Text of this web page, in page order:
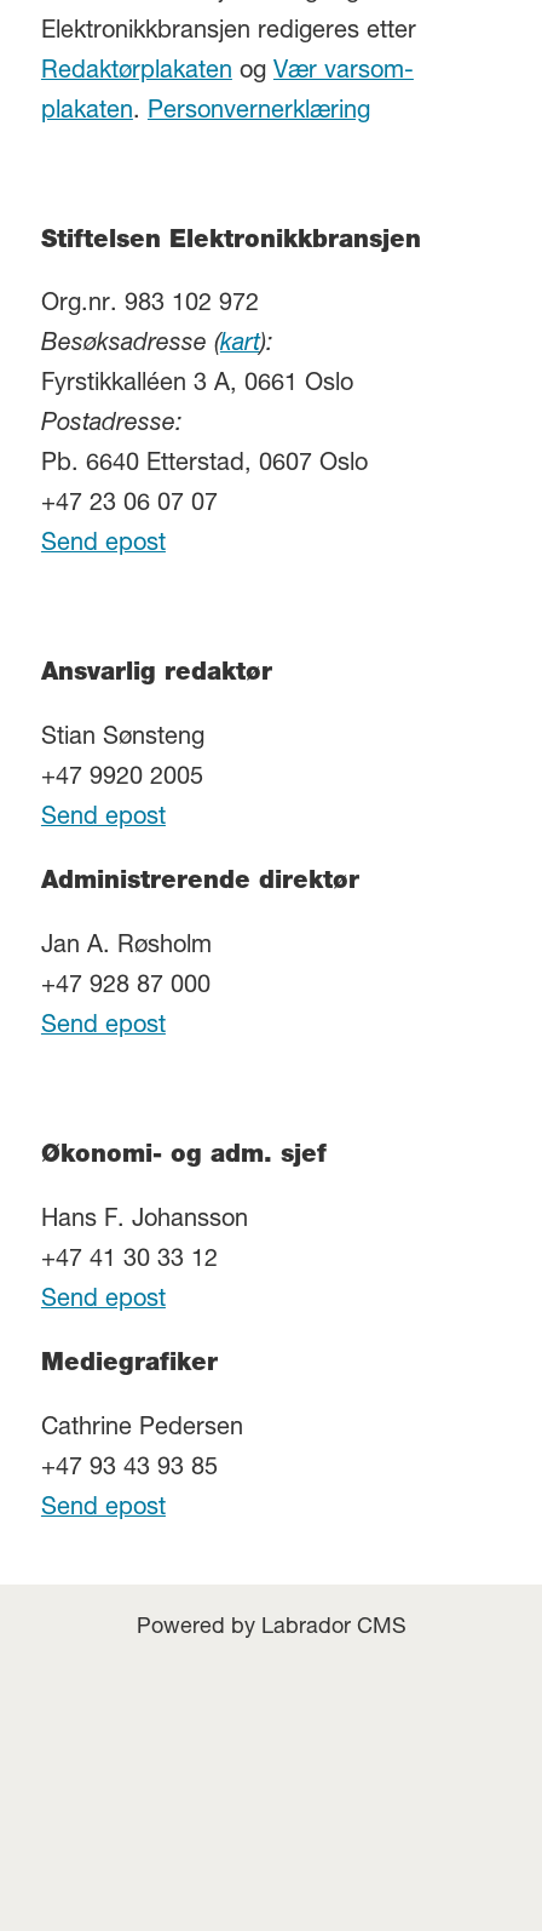
Elektronikkbransjen redigeres etter
Redaktørplakaten og Vær varsom-
plakaten. Personvernerklæring
Stiftelsen Elektronikkbransjen
Org.nr. 983 102 972
Besøksadresse (kart):
Fyrstikkalléen 3 A, 0661 Oslo
Postadresse:
Pb. 6640 Etterstad, 0607 Oslo
+47 23 06 07 07
Send epost
Ansvarlig redaktør
Stian Sønsteng
+47 9920 2005
Send epost
Administrerende direktør
Jan A. Røsholm
+47 928 87 000
Send epost
Økonomi- og adm. sjef
Hans F. Johansson
+47 41 30 33 12
Send epost
Mediegrafiker
Cathrine Pedersen
+47 93 43 93 85
Send epost
Powered by Labrador CMS